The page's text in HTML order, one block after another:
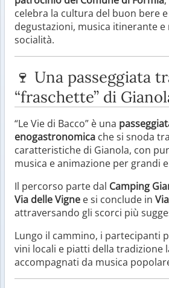
celebra la cultura del buon bere
degustazioni, musica itinerante
socialità.
🍷 Una passeggiata
“fraschette” di
“Le Vie di Bacco” è una
enogastronomica che si snoda
caratteristiche di Gianola, con
musica e animazione per grandi
Il percorso parte dal Camping
Via delle Vigne e si conclude in
attraversando gli scorci più
Lungo il cammino, i partecipanti
vini locali e piatti della tradizione
accompagnati da musica